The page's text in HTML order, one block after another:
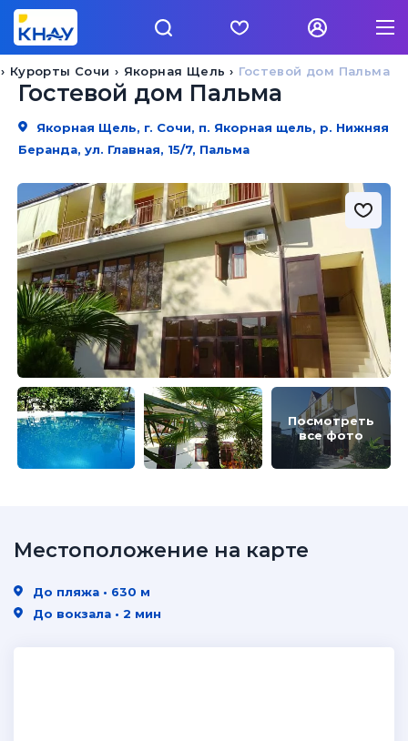
Гостевой дом Пальма
Якорная Щель
Курорты Сочи
Гостевой дом Пальма
Якорная Щель, г. Сочи, п. Якорная щель, р. Нижняя
Беранда, ул. Главная, 15/7, Пальма
Посмотреть
все фото
Местоположение на карте
До пляжа • 630 м
До вокзала • 2 мин